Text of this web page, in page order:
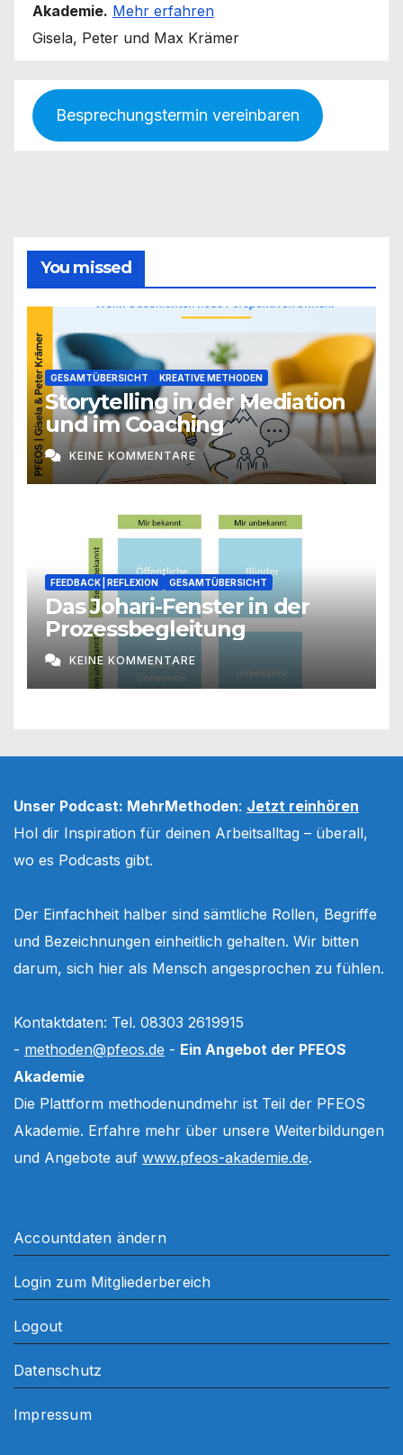
Akademie. Mehr erfahren
Gisela, Peter und Max Krämer
Besprechungstermin vereinbaren
You missed
GESAMTÜBERSICHT KREATIVE METHODEN
Storytelling in der Mediation
und im Coaching
KEINE KOMMENTARE
FEEDBACK | REFLEXION GESAMTÜBERSICHT
Das Johari-Fenster in der
Prozessbegleitung
KEINE KOMMENTARE
Unser Podcast: MehrMethoden: Jetzt reinhören
Hol dir Inspiration für deinen Arbeitsalltag – überall,
wo es Podcasts gibt.
Der Einfachheit halber sind sämtliche Rollen, Begriffe
und Bezeichnungen einheitlich gehalten. Wir bitten
darum, sich hier als Mensch angesprochen zu fühlen.
Kontaktdaten: Tel. 08303 2619915
- methoden@pfeos.de - Ein Angebot der PFEOS
Akademie
Die Plattform methodenundmehr ist Teil der PFEOS
Akademie. Erfahre mehr über unsere Weiterbildungen
und Angebote auf www.pfeos-akademie.de.
Accountdaten ändern
Login zum Mitgliederbereich
Logout
Datenschutz
Impressum